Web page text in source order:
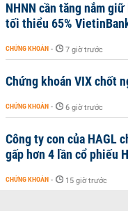
NHNN cần tăng nắm
tối thiểu 65%
CHỨNG KHOÁN - 7 giờ trước
Chứng khoán VIX chốt
CHỨNG KHOÁN - 6 giờ trước
Công ty con của HAGL
gấp hơn 4 lần cổ phiếu
CHỨNG KHOÁN - 15 giờ trước